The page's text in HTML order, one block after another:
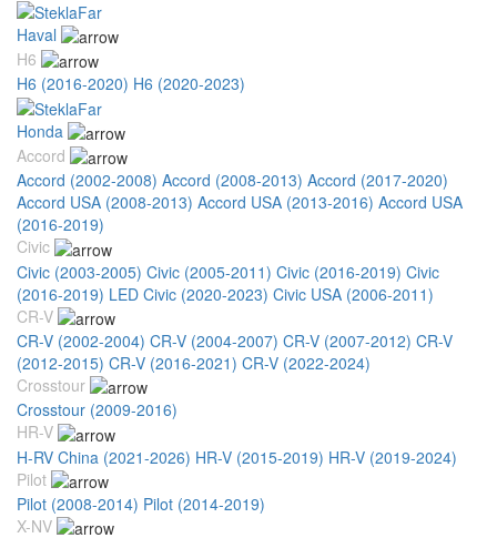
Haval
H6
H6 (2016-2020) H6 (2020-2023)
Honda
Accord
Accord (2002-2008) Accord (2008-2013) Accord (2017-2020)
Accord USA (2008-2013) Accord USA (2013-2016) Accord USA
(2016-2019)
Civic
Civic (2003-2005) Civic (2005-2011) Civic (2016-2019) Civic
(2016-2019) LED Civic (2020-2023) Civic USA (2006-2011)
CR-V
CR-V (2002-2004) CR-V (2004-2007) CR-V (2007-2012) CR-V
(2012-2015) CR-V (2016-2021) CR-V (2022-2024)
Crosstour
Crosstour (2009-2016)
HR-V
H-RV China (2021-2026) HR-V (2015-2019) HR-V (2019-2024)
Pilot
Pilot (2008-2014) Pilot (2014-2019)
X-NV